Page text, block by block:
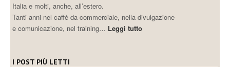
Italia e molti, anche, all’estero.
Tanti anni nel caffè da commerciale, nella divulgazione
e comunicazione, nel training… Leggi tutto
I POST PIÙ LETTI